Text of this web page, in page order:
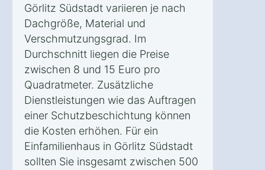
Görlitz Südstadt variieren je nach
Dachgröße, Material und
Verschmutzungsgrad. Im
Durchschnitt liegen die Preise
zwischen 8 und 15 Euro pro
Quadratmeter. Zusätzliche
Dienstleistungen wie das Auftragen
einer Schutzbeschichtung können
die Kosten erhöhen. Für ein
Einfamilienhaus in Görlitz Südstadt
sollten Sie insgesamt zwischen 500